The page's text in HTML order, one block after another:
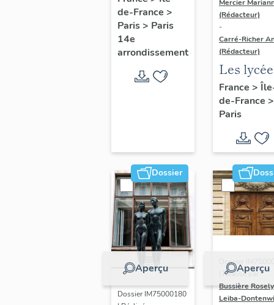
de-France >
Paris> Paris
14e
arrondissement
Mercier
(Rédacteur)
-
Carré-Richer
(Rédacteur)
Les
Jean-
Dondel
Roger
Dhuit
France >
de-France >
Paris
Dossier
Aperçu
Dossier IM75000180
Aperçu
Dossier
| Réalisé par
Bussière
Leiba-